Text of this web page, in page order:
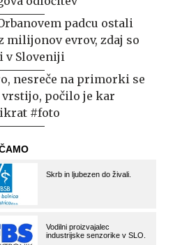
padcu ostali
milijonov evrov, zdaj so
v Sloveniji
nesreče na primorki se
počilo je kar
#foto